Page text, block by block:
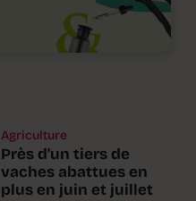
Agriculture
Près d'un tiers de
vaches abattues en
plus en juin et juillet